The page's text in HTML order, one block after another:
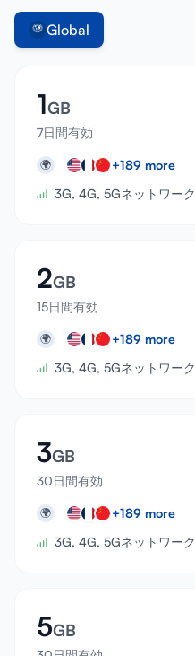
Global
1GB
7日間有効
🌍 +189 more
3G, 4G, 5Gネットワーク
2GB
15日間有効
🌍 +189 more
3G, 4G, 5Gネットワーク
3GB
30日間有効
🌍 +189 more
3G, 4G, 5Gネットワーク
5GB